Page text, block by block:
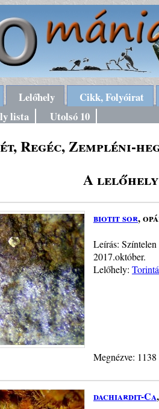
Lelőhely
Cikk, Folyóirat
lista Utolsó 10
Regéc, Zempléni-
A lelőhely
biotit sor,
Leírás:
2017.október.
Lelőhely:
Megnézve:
dachiardit-Ca